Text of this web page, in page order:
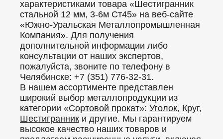
характеристиками товара «Шестигранник
стальной 12 мм, 3-6м Ст45» на веб-сайте
«Южно-Уральская Металлопромышленная
Компания». Для получения
дополнительной информации либо
консультации от наших экспертов,
пожалуйста, звоните по телефону в
Челябинске: +7 (351) 776-32-31.
В нашем ассортименте представлен
широкий выбор металлопродукции из
категории «Сортовой прокат»: Уголок, Круг,
Шестигранник и другие. Мы гарантируем
высокое качество наших товаров и